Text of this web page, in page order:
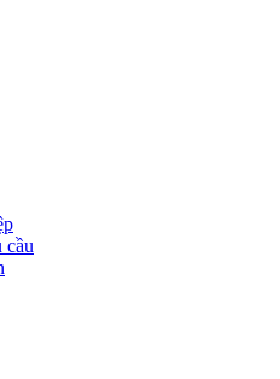
cầu